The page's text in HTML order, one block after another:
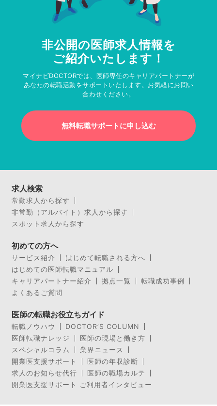
非公開の医師求人情報を
ご紹介いたします！
マイナビDOCTORでは、医師専任のキャリアパートナーが
あなたの転職活動をサポートいたします。お気軽にお問い
合わせください。
無料転職サポートに申し込む
求人検索
常勤求人から探す
非常勤（アルバイト）求人から探す
スポット求人から探す
初めての方へ
サービス紹介
はじめて転職される方へ
はじめての医師転職マニュアル
キャリアパートナー紹介
拠点一覧
転職成功事例
よくあるご質問
医師の転職お役立ちガイド
転職ノウハウ
DOCTOR’S COLUMN
医師転職ナレッジ
医師の現場と働き方
スペシャルコラム
業界ニュース
開業医支援サポート
医師の年収診断
求人のお知らせ代行
医師の職場カルテ
開業医支援サポート ご利用者インタビュー